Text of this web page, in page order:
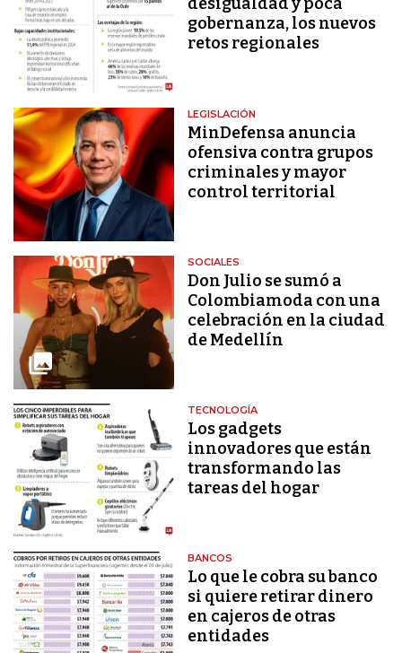
gobernanza, los nuevos
retos regionales
LEGISLACIÓN
MinDefensa anuncia
ofensiva contra grupos
criminales y mayor
control territorial
SOCIALES
Don Julio se sumó a
Colombiamoda con una
celebración en la ciudad
de Medellín
TECNOLOGÍA
Los gadgets
innovadores que están
transformando las
tareas del hogar
BANCOS
Lo que le cobra su banco
si quiere retirar dinero
en cajeros de otras
entidades